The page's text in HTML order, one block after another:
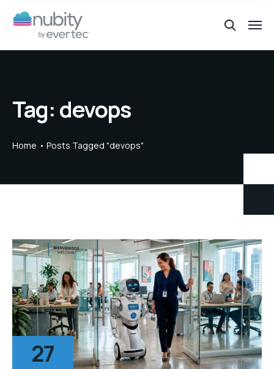
Tag: devops
Home Posts Tagged "devops"
27